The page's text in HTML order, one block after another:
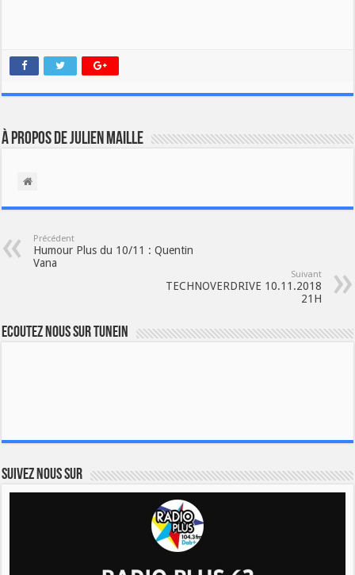
À propos de Julien Maille
Précédent
Humour Plus du 10/11 : Quentin
Vana
Suivant
TECHNOVERDRIVE 10.11.2018
21H
Ecoutez nous sur TuneIn
Suivez nous sur